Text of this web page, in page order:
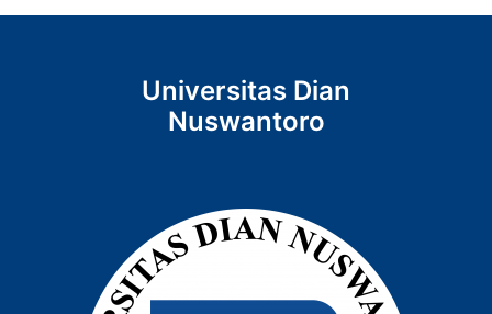
Universitas Dian
Nuswantoro